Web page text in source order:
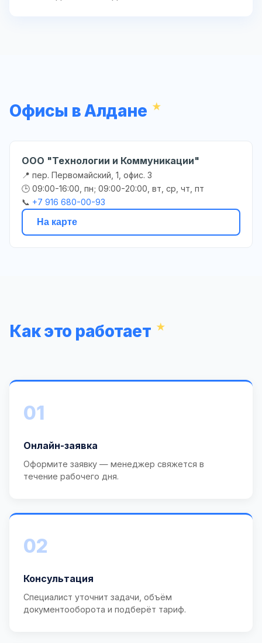
Офисы в Алдане
ООО "Технологии и Коммуникации"
📍 пер. Первомайский, 1, офис. 3
🕒 09:00-16:00, пн; 09:00-20:00, вт, ср, чт, пт
📞 +7 916 680-00-93
На карте
Как это работает
01
Онлайн-заявка
Оформите заявку — менеджер свяжется в
течение рабочего дня.
02
Консультация
Специалист уточнит задачи, объём
документооборота и подберёт тариф.